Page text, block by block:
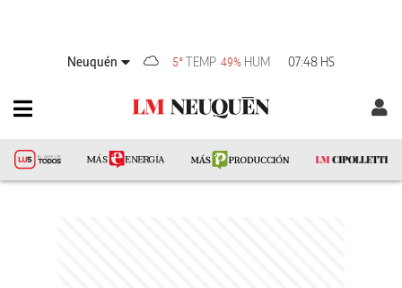
Neuquén 5° TEMP 49% HUM 07:48 HS